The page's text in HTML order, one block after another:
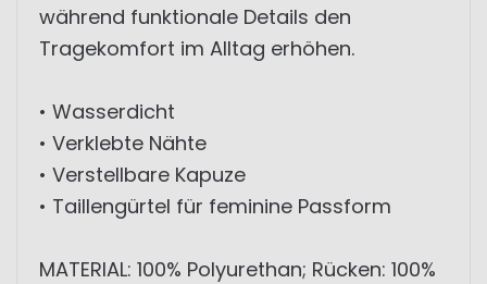
während funktionale Details den
Tragekomfort im Alltag erhöhen.
• Wasserdicht
• Verklebte Nähte
• Verstellbare Kapuze
• Taillengürtel für feminine Passform
MATERIAL: 100% Polyurethan; Rücken: 100%